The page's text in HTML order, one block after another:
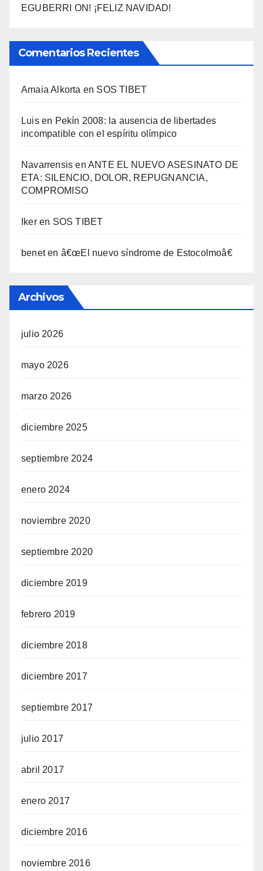
EGUBERRI ON! ¡FELIZ NAVIDAD!
Comentarios Recientes
Amaia Alkorta en SOS TIBET
Luisen Pekí­n 2008: la ausencia de libertades
incompatible con el espí­ritu olí­mpico
Navarrensis enANTE EL NUEVO ASESINATO DE
ETA: SILENCIO, DOLOR, REPUGNANCIA,
COMPROMISO
Ikeren SOS TIBET
beneten â€œEl nuevo sí­ndrome de Estocolmoâ€
Archivos
julio 2026
mayo 2026
marzo 2026
diciembre 2025
septiembre 2024
enero 2024
noviembre 2020
septiembre 2020
diciembre 2019
febrero 2019
diciembre 2018
diciembre 2017
septiembre 2017
julio 2017
abril 2017
enero 2017
diciembre 2016
noviembre 2016